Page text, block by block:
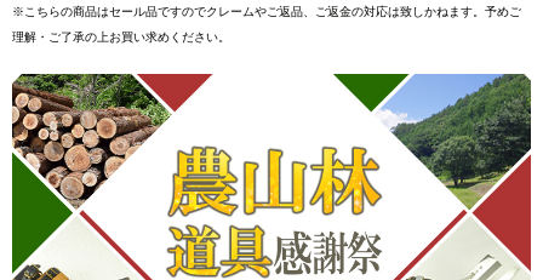
※こちらの商品はセール品ですのでクレームやご返品、ご返金の対応は致しかねます。予めご
理解・ご了承の上お買い求めください。